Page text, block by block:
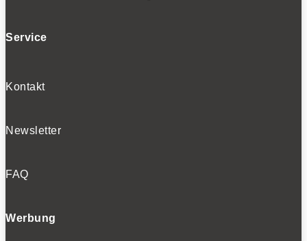
Service
Kontakt
Newsletter
FAQ
Werbung